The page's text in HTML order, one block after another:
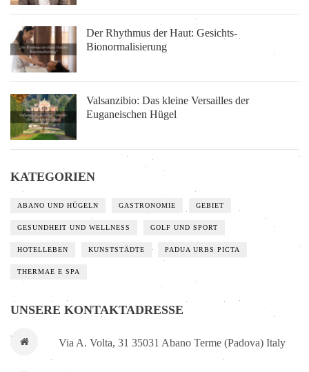
Der Rhythmus der Haut: Gesichts-
Bionormalisierung
Valsanzibio: Das kleine Versailles der
Euganeischen Hügel
KATEGORIEN
ABANO UND HÜGELN GASTRONOMIE GEBIET
GESUNDHEIT UND WELLNESS GOLF UND SPORT
HOTELLEBEN KUNSTSTÄDTE PADUA URBS PICTA
THERMAE E SPA
UNSERE KONTAKTADRESSE
Via A. Volta, 31 35031 Abano Terme (Padova) Italy